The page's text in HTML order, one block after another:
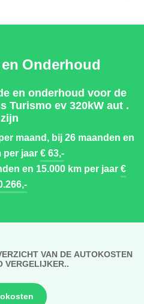
Onderhoud
en onderhoud voor de
Turismo ev 320kW aut .
zijn
maand, bij 26 maanden en
per jaar€ 63,-
en 15.000 km per jaar€
VAN DE AUTOKOSTEN
VERGELIJKER..